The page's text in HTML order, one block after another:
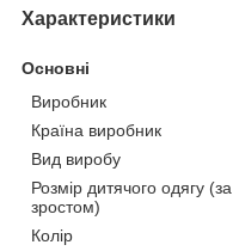
Характеристики
Основні
Виробник
Країна виробник
Вид виробу
Розмір дитячого одягу (за
зростом)
Колір